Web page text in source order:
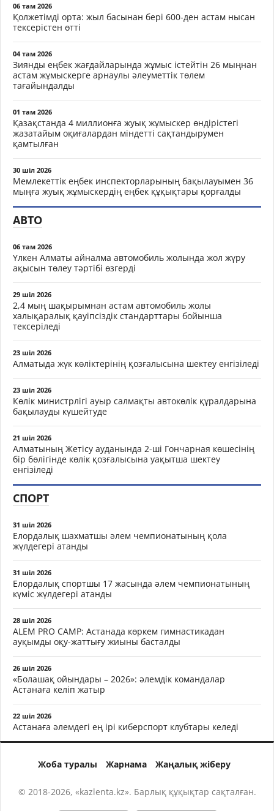
06 там 2026
Қолжетімді орта: жыл басынан бері 600-ден астам нысан
тексерістен өтті
04 там 2026
Зиянды еңбек жағдайларында жұмыс істейтін 26 мыңнан
астам жұмыскерге арнаулы әлеуметтік төлем
тағайындалды
01 там 2026
Қазақстанда 4 миллионға жуық жұмыскер өндірістегі
жазатайым оқиғалардан міндетті сақтандырумен
қамтылған
30 шіл 2026
Мемлекеттік еңбек инспекторларының бақылауымен 36
мыңға жуық жұмыскердің еңбек құқықтары қорғалды
АВТО
06 там 2026
Үлкен Алматы айналма автомобиль жолында жол жүру
ақысын төлеу тәртібі өзгерді
29 шіл 2026
2,4 мың шақырымнан астам автомобиль жолы
халықаралық қауіпсіздік стандарттары бойынша
тексеріледі
23 шіл 2026
Алматыда жүк көліктерінің қозғалысына шектеу енгізіледі
23 шіл 2026
Көлік министрлігі ауыр салмақты автокөлік құралдарына
бақылауды күшейтуде
21 шіл 2026
Алматының Жетісу ауданында 2-ші Гончарная көшесінің
бір бөлігінде көлік қозғалысына уақытша шектеу
енгізіледі
СПОРТ
31 шіл 2026
Елордалық шахматшы әлем чемпионатының қола
жүлдегері атанды
31 шіл 2026
Елордалық спортшы 17 жасында әлем чемпионатының
күміс жүлдегері атанды
28 шіл 2026
ALEM PRO CAMP: Астанада көркем гимнастикадан
ауқымды оқу-жаттығу жиыны басталды
26 шіл 2026
«Болашақ ойындары – 2026»: әлемдік командалар
Астанаға келіп жатыр
22 шіл 2026
Астанаға әлемдегі ең ірі киберспорт клубтары келеді
Жоба туралы Жарнама Жаңалық жіберу
© 2018-2026, «kazlenta.kz». Барлық құқықтар сақталған.